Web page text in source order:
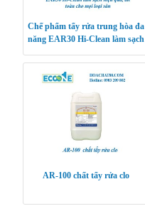
Chế phẩm tẩy rửa trung hòa đa
năng EAR30 Hi-Clean làm sạch
sàn
AR-100 chất tẩy rửa clo